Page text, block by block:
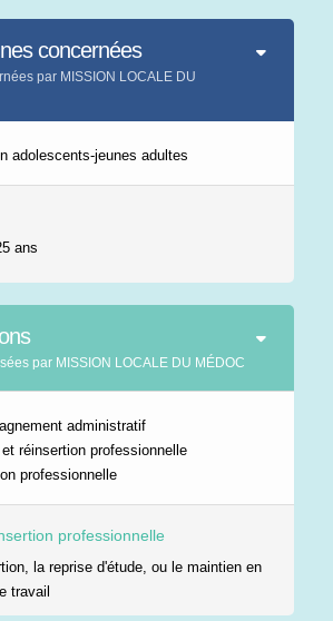
concernées
par MISSION LOCALE DU
adolescents-jeunes adultes
ans
par MISSION LOCALE DU MÉDOC
administratif
et réinsertion professionnelle
professionnelle
professionnelle
la reprise d'étude, ou le maintien en
travail